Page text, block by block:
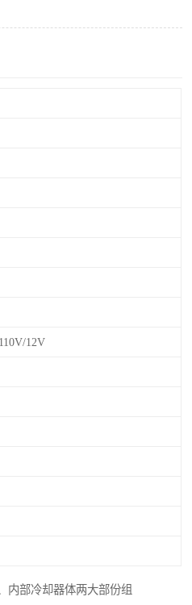
12V
内部冷却器体两大部份组